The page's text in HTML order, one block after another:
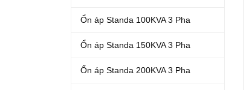
Ổn áp Standa 100KVA 3 Pha
Ổn áp Standa 150KVA 3 Pha
Ổn áp Standa 200KVA 3 Pha